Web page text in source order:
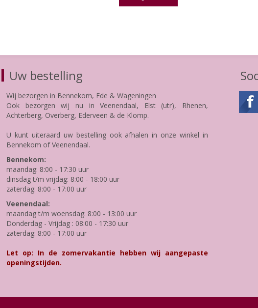
Uw bestelling
Wij bezorgen in Bennekom, Ede & Wageningen
Ook bezorgen wij nu in Veenendaal, Elst (utr), Rhenen,
Achterberg, Overberg, Ederveen & de Klomp.
U kunt uiteraard uw bestelling ook afhalen in onze winkel in
Bennekom of Veenendaal.
Bennekom:
maandag: 8:00 - 17:30 uur
dinsdag t/m vrijdag: 8:00 - 18:00 uur
zaterdag: 8:00 - 17:00 uur
Veenendaal:
maandag t/m woensdag: 8:00 - 13:00 uur
Donderdag - Vrijdag : 08:00 - 17:30 uur
zaterdag: 8:00 - 17:00 uur
Let op: In de zomervakantie hebben wij aangepaste
openingstijden.